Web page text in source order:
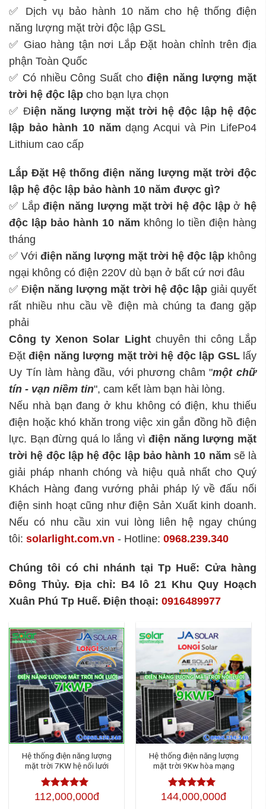
✅ Dịch vụ bảo hành 10 năm cho hệ thống điện
năng lượng mặt trời độc lập GSL
✅ Giao hàng tận nơi Lắp Đặt hoàn chỉnh trên địa
phận Toàn Quốc
✅ Có nhiều Công Suất chođiện năng lượng mặt
trời hệ độc lập cho bạn lựa chọn
✅ Điện năng lượng mặt trời hệ độc lập hệ độc
lập bảo hành 10 năm dạng Acqui và Pin LifePo4
Lithium cao cấp
Lắp Đặt Hệ thống điện năng lượng mặt trời độc
lập hệ độc lập bảo hành 10 năm được gì?
✅ Lắpđiện năng lượng mặt trời hệ độc lậpở hệ
độc lập bảo hành 10 năm không lo tiền điện hàng
tháng
✅ Với điện năng lượng mặt trời hệ độc lập không
ngại không có điện 220V dù bạn ở bất cứ nơi đâu
✅ Điện năng lượng mặt trời hệ độc lập giải quyết
rất nhiều nhu cầu về điện mà chúng ta đang gặp
phải
Công ty Xenon Solar Lightchuyên thi công Lắp
Đặtđiện năng lượng mặt trời hệ độc lập GSLlấy
Uy Tín làm hàng đầu, với phương châm "một chữ
tín - vạn niềm tin", cam kết làm bạn hài lòng.
Nếu nhà bạn đang ở khu không có điện, khu thiếu
điện hoặc khó khăn trong việc xin gắn đồng hồ điện
lực. Bạn đừng quá lo lắng vìđiện năng lượng mặt
trời hệ độc lậphệ độc lập bảo hành 10 năm sẽ là
giải pháp nhanh chóng và hiệu quả nhất cho Quý
Khách Hàng đang vướng phải pháp lý về đấu nối
điện sinh hoạt cũng như điện Sản Xuất kinh doanh.
Nếu có nhu cầu xin vui lòng liên hệ ngay chúng
tôi: solarlight.com.vn - Hotline: 0968.239.340
Chúng tôi có chi nhánh tại Tp Huế: Cửa hàng
Đông Thủy. Địa chỉ: B4 lô 21 Khu Quy Hoạch
Xuân Phú Tp Huế. Điện thoại: 0916489977
Hệ thống điện năng lượng
mặt trời 7KW hệ nối lưới
Được xếp
112,000,000đ
Hệ thống điện năng lượng
mặt trời 9Kw hòa mạng
Được xếp
144,000,000đ